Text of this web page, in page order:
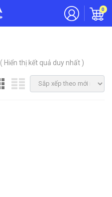
0
( Hiển thị kết quả duy nhất )